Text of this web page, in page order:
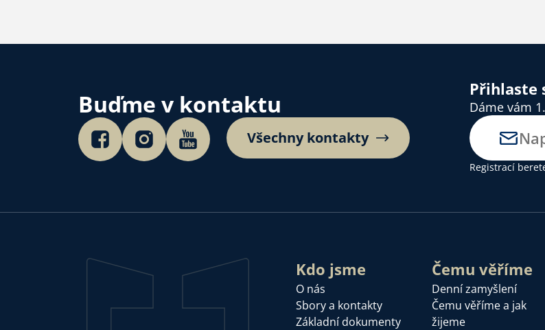
Buďme v kontaktu
Všechny kontakty
Přihlaste
Dáme vám
Registrací
Kdo jsme
O nás
Sbory a kontakty
Základní dokumenty
Čemu věříme
Denní zamyšlení
Čemu věříme a jak
žijeme